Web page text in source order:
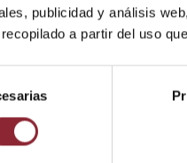
publicidad y análisis
a partir del uso
este